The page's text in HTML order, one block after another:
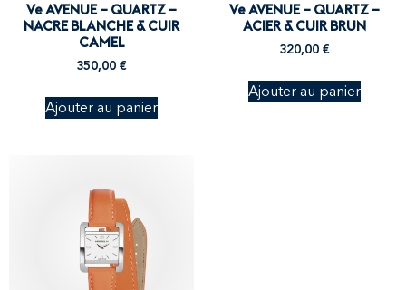
Ve AVENUE – QUARTZ –
NACRE BLANCHE & CUIR
CAMEL
350,00 €
Ajouter au panier
Ve AVENUE – QUARTZ –
ACIER & CUIR BRUN
320,00 €
Ajouter au panier